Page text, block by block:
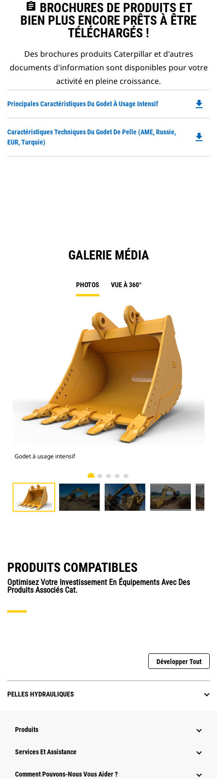
assignment BROCHURES DE PRODUITS ET
BIEN PLUS ENCORE PRÊTS À ÊTRE
TÉLÉCHARGÉS !
Des brochures produits Caterpillar et d'autres
documents d'information sont disponibles pour votre
activité en pleine croissance.
Principales Caractéristiques Du Godet À Usage Intensif file_download
Caractéristiques Techniques Du Godet De Pelle (AME, Russie,
EUR, Turquie)
file_download
GALERIE MÉDIA
PHOTOS VUE À 360°
Godet à usage intensif
PRODUITS COMPATIBLES
Optimisez Votre Investissement En Équipements Avec Des
Produits Associés Cat.
Développer Tout
PELLES HYDRAULIQUES
Produits
Services Et Assistance
Comment Pouvons-Nous Vous Aider ?